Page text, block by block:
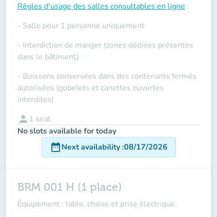
Règles d'usage des salles consultables en ligne :
- Salle pour 1 personne uniquement
- Interdiction de manger (zones dédiées présentes
dans le bâtiment)
- Boissons conservées dans des contenants fermés
autorisées (gobelets et canettes ouvertes
interdites)
person 1 seat
No slots available for today
date_rangeNext availability:08/17/2026
BRM 001 H (1 place)
Équipement : table, chaise et prise électrique.